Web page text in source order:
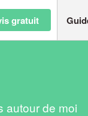
gratuit
autour de moi